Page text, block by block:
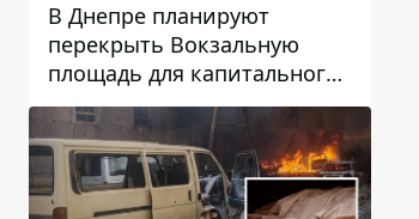
В Днепре планируют
перекрыть Вокзальную
площадь для капитального
ремонта дома, в который
попала вражеская ракета:
какие сроки